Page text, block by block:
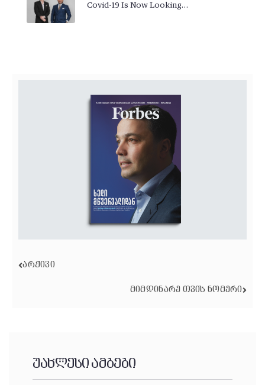
Covid-19 Is Now Looking…
ᲐᲠᲥᲘᲕᲘ
ᲛᲘᲛᲓᲘᲜᲐᲠᲔ ᲗᲕᲘᲡ ᲜᲝᲛᲔᲠᲘ
უახლესი ამბები